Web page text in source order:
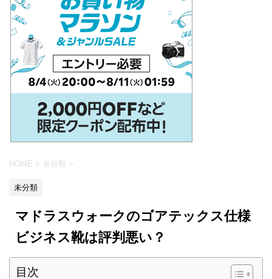
HOME > 未分類 >
未分類
マドラスウォークのゴアテックス仕様
ビジネス靴は評判悪い？
目次